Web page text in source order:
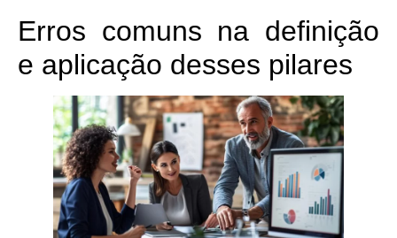
Erros comuns na definição
e aplicação desses pilares